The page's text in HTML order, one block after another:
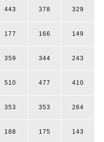
443 378 329
177 166 149
359 344 243
510 477 410
353 353 264
188 175 143